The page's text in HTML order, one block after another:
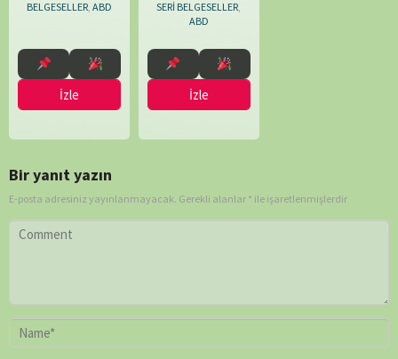
BELGESELLER, ABD
İzle
SERİ BELGESELLER
ABD
İzle
Bir yanıt yazın
E-posta adresiniz yayınlanmayacak. Gerekli alanlar * ile işaretlenmişlerdir